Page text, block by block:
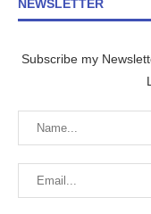
NEWSLETTER
Subscribe my